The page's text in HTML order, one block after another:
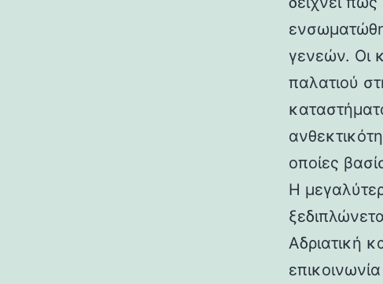
γενεών. Οι
παλατιού
οποίες
Η
Αδριατική